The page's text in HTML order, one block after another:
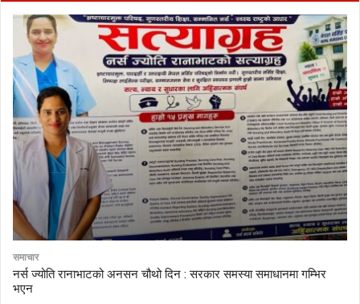
समाचार
नर्स ज्योति रानाभाटको अनसन चौथो दिन : सरकार समस्या समाधानमा गम्भिर
भएन